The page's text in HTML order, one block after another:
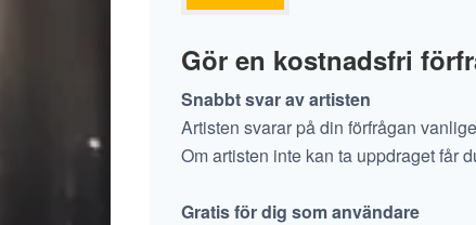
Gör en kostnadsfri
Snabbt svar av artisten
Artisten svarar på din förfrågan
Om artisten inte kan ta uppdraget får
Gratis för dig som användare